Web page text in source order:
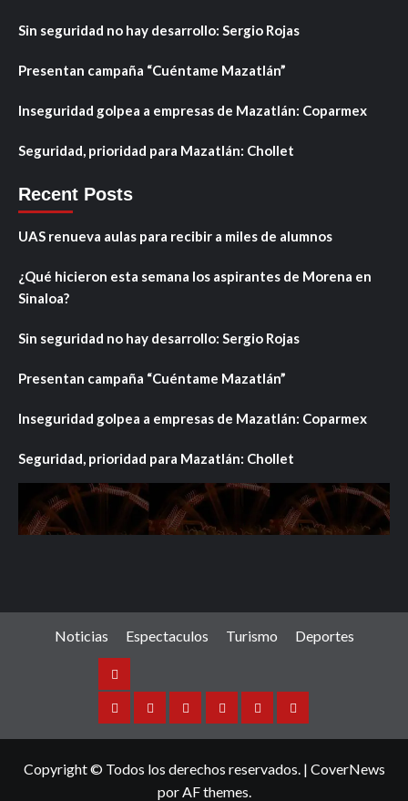
Sin seguridad no hay desarrollo: Sergio Rojas
Presentan campaña “Cuéntame Mazatlán”
Inseguridad golpea a empresas de Mazatlán: Coparmex
Seguridad, prioridad para Mazatlán: Chollet
Recent Posts
UAS renueva aulas para recibir a miles de alumnos
¿Qué hicieron esta semana los aspirantes de Morena en
Sinaloa?
Sin seguridad no hay desarrollo: Sergio Rojas
Presentan campaña “Cuéntame Mazatlán”
Inseguridad golpea a empresas de Mazatlán: Coparmex
Seguridad, prioridad para Mazatlán: Chollet
Noticias Espectaculos Turismo Deportes
Noticias
SinaloaNacionalInternacionalEspectaculos
TurismoDeportes
Copyright © Todos los derechos reservados. | CoverNews
por AF themes.